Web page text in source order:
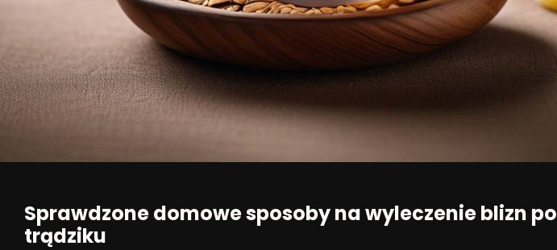
Sprawdzone domowe sposoby na wyleczenie blizn po
trądziku